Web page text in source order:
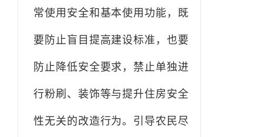
常使用安全和基本使用功能，既
要防止盲目提高建设标准，也要
防止降低安全要求，禁止单独进
行粉刷、装饰等与提升住房安全
性无关的改造行为。引导农民尽